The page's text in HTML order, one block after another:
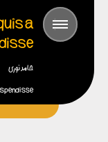
a
حامد نوری